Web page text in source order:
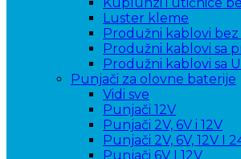
Luster kleme
Produžni kablovi
Produžni kablovi sa
Produžni kablovi sa
Punjači za olovne baterije
Vidi sve
Punjači 12V
Punjači 2V, 6V i 12V
Punjači 2V, 6V, 12V I
Punjači 6V I 12V